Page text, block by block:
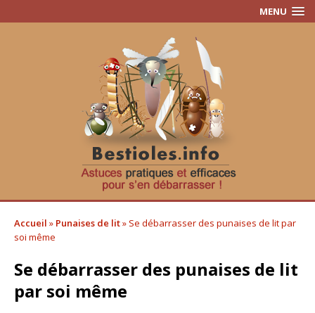
MENU
Accueil » Punaises de lit» Se débarrasser des punaises de lit par
soi même
Se débarrasser des punaises de lit
par soi même